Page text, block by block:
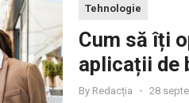
Tehnologie
Cum să îți
aplicații de
By Redacția • 28